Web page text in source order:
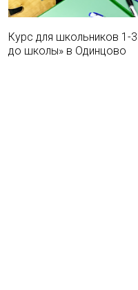
Курс для школьников 1-
до школы» в Одинцово